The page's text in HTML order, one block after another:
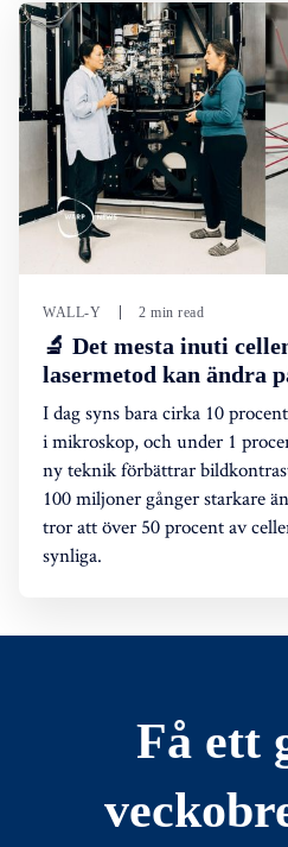
WALL-Y 2 min read
🔬 Det mesta inuti
lasermetod kan ändra
I dag syns bara cirka 10
i mikroskop, och under 1
ny teknik förbättrar
100 miljoner gånger starkare
tror att över 50 procent av
synliga.
Få ett